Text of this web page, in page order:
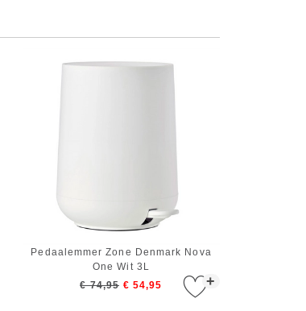
+
Pedaalemmer Zone Denmark Nova
One Wit 3L
€ 74,95 € 54,95